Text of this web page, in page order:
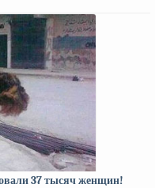
37 тысяч женщин!